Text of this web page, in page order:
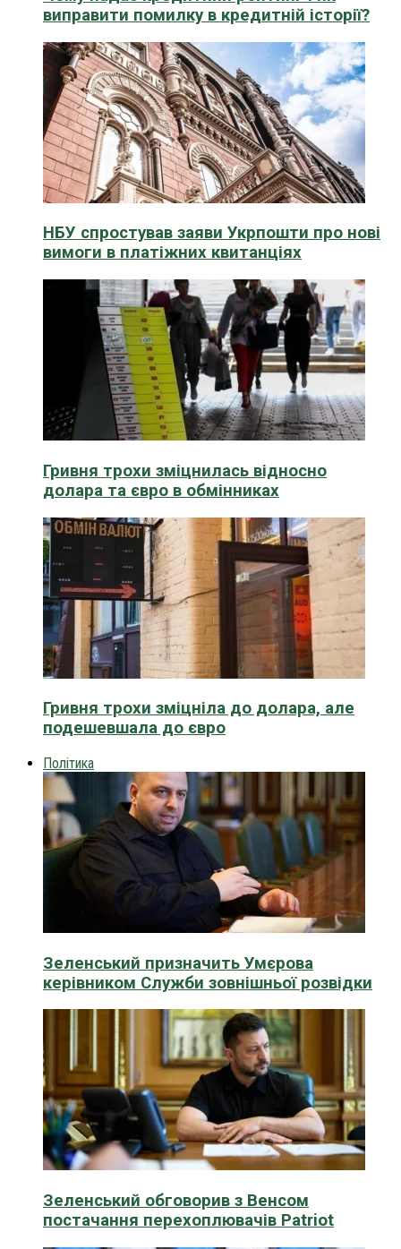
виправити помилку в кредитній історії?
НБУ спростував заяви Укрпошти про нові
вимоги в платіжних квитанціях
Гривня трохи зміцнилась відносно
долара та євро в обмінниках
Гривня трохи зміцніла до долара, але
подешевшала до євро
Політика
Зеленський призначить Умєрова
керівником Служби зовнішньої розвідки
Зеленський обговорив з Венсом
постачання перехоплювачів Patriot